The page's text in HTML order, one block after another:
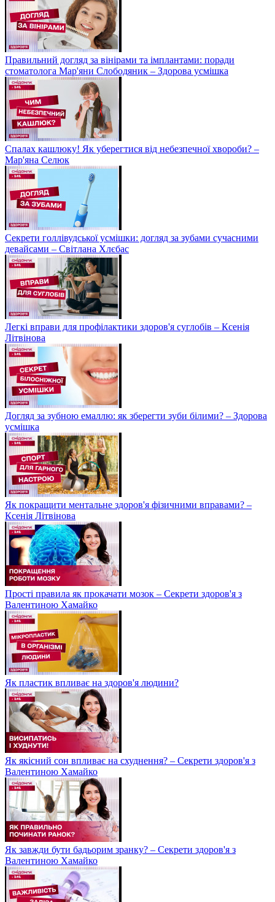
Правильний догляд за вінірами та імплантами: поради
стоматолога Мар'яни Слободяник – Здорова усмішка
Спалах кашлюку! Як уберегтися від небезпечної хвороби? –
Мар'яна Селюк
Секрети голлівудської усмішки: догляд за зубами сучасними
девайсами – Світлана Хлєбас
Легкі вправи для профілактики здоров'я суглобів – Ксенія
Літвінова
Догляд за зубною емаллю: як зберегти зуби білими? – Здорова
усмішка
Як покращити ментальне здоров'я фізичними вправами? –
Ксенія Літвінова
Прості правила як прокачати мозок – Секрети здоров'я з
Валентиною Хамайко
Як пластик впливає на здоров'я людини?
Як якісний сон впливає на схуднення? – Секрети здоров'я з
Валентиною Хамайко
Як завжди бути бадьорим зранку? – Секрети здоров'я з
Валентиною Хамайко